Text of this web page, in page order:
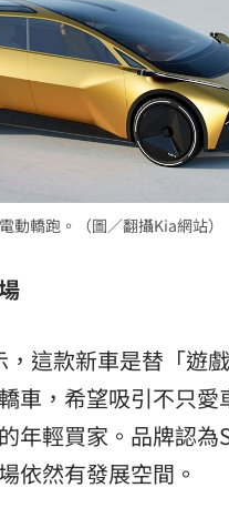
動轎跑。（圖／翻攝Kia網站）
這款新車是替「遊
車，希望吸引不只愛
年輕買家。品牌認為
依然有發展空間。